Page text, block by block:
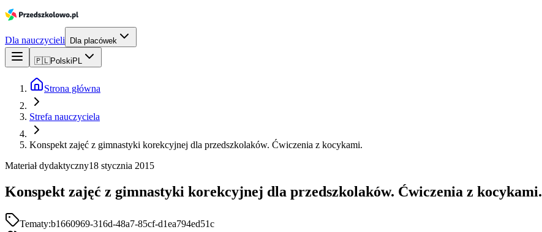
Dla nauczycieli Dla placówek
🇵🇱Polski PL
Strona główna
Strefa nauczyciela
Konspekt zajęć z gimnastyki korekcyjnej dla przedszkolaków. Ćwiczenia z kocykami.
Materiał dydaktyczny18 stycznia 2015
Konspekt zajęć z gimnastyki korekcyjnej dla przedszkolaków. Ćwiczenia z kocykami.
Tematy:b1660969-316d-48a7-85cf-d1ea794ed51c